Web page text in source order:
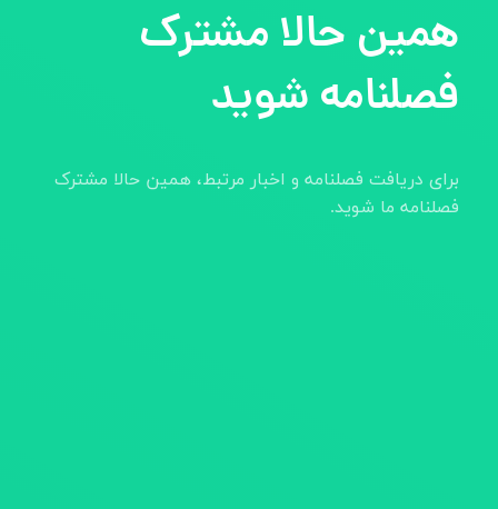
همین حالا مشترک
فصلنامه شوید
برای دریافت فصلنامه و اخبار مرتبط، همین حالا مشترک
فصلنامه ما شوید.